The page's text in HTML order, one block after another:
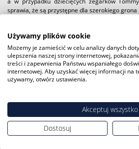
sprawia, że są przystępne dla szerokiego grona
Gdzie warto kupić Tommy
Najlepszym a wg nasz jedynym wyborem
internetowy.Zakupom w takim sklepie
pieniądze mając pewność, że otrzymujesz
sprawdzić czy sprzedawca jest wiarygodny?
zadzwoń do importera marki, który z
Subiektywna opinia o
Zegarki Tommy Hilfiger to produkty
modowej. Założyciel to człowiek, który dążył
Używamy plików cookie
Możemy je zamieścić w celu analizy danych
ulepszenia naszej strony internetowej,
treści i zapewnienia Państwu wspaniałego
internetowej. Aby uzyskać więcej informacji na
używamy, otwórz ustawienia.
Akceptuj wszystko
Dostosuj